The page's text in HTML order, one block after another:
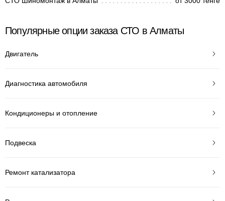
Популярные опции заказа СТО в Алматы
Двигатель
Диагностика автомобиля
Кондиционеры и отопление
Подвеска
Ремонт катализатора